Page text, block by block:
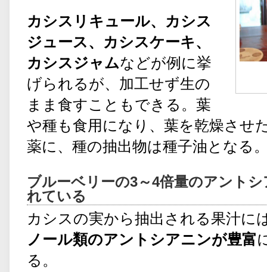
カシスリキュール、カシス
ジュース、カシスケーキ、
カシスジャムなどが例に挙
げられるが、加工せず生の
まま食すこともできる。葉
や種も食用になり、葉を乾燥させ
薬に、種の抽出物は種子油となる
ブルーベリーの3～4倍量のアント
れている
カシスの実から抽出される果汁に
ノール類のアントシアニンが豊富
る。